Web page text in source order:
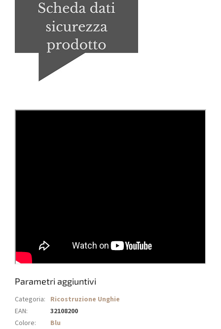
Parametri aggiuntivi
Categoria: Ricostruzione Unghie
EAN:
32108200
Colore: Blu